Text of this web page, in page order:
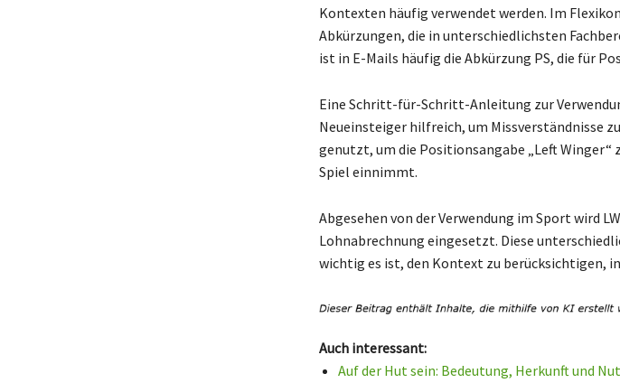
Kontexten häufig verwendet werden. Im
Abkürzungen, die in unterschiedlichsten
ist in E-Mails häufig die Abkürzung PS, die für
Eine Schritt-für-Schritt-Anleitung zur
Neueinsteiger hilfreich, um Missverständnisse
genutzt, um die Positionsangabe „Left Winger“
Spiel einnimmt.
Abgesehen von der Verwendung im Sport wird
Lohnabrechnung eingesetzt. Diese
wichtig es ist, den Kontext zu berücksichtigen,
Auch interessant:
Auf der Hut sein: Bedeutung, Herkunft und